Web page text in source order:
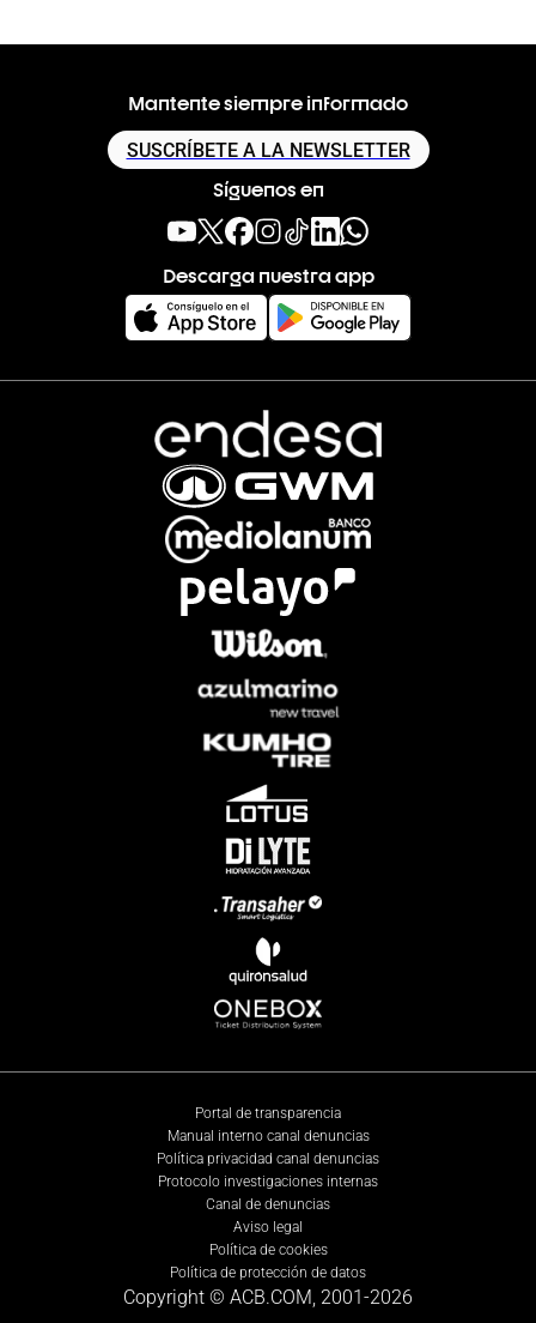
Mantente siempre informado
SUSCRÍBETE A LA NEWSLETTER
Síguenos en
Descarga nuestra app
Portal de transparencia
Manual interno canal denuncias
Política privacidad canal denuncias
Protocolo investigaciones internas
Canal de denuncias
Aviso legal
Política de cookies
Política de protección de datos
Copyright © ACB.COM, 2001-2026